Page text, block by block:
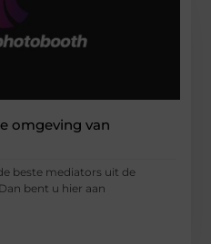
omgeving van
beste mediators uit de
bent u hier aan